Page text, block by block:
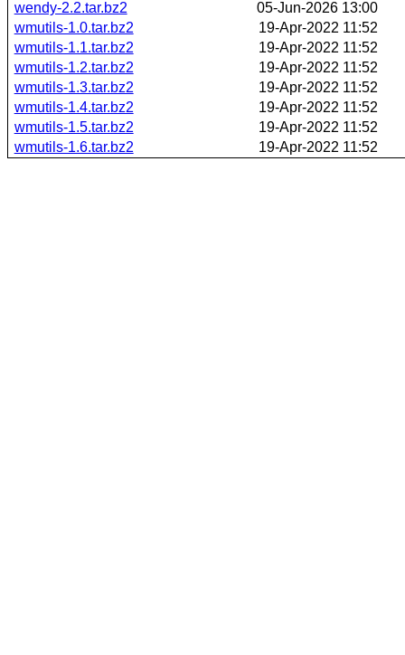
wendy-2.2.tar.bz2
05-Jun-2026 13:00
wmutils-1.0.tar.bz2
19-Apr-2022 11:52
wmutils-1.1.tar.bz2
19-Apr-2022 11:52
wmutils-1.2.tar.bz2
19-Apr-2022 11:52
wmutils-1.3.tar.bz2
19-Apr-2022 11:52
wmutils-1.4.tar.bz2
19-Apr-2022 11:52
wmutils-1.5.tar.bz2
19-Apr-2022 11:52
wmutils-1.6.tar.bz2
19-Apr-2022 11:52